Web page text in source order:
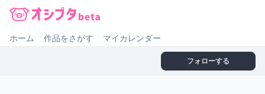
ホーム 作品をさがす マイカレンダー
フォローする